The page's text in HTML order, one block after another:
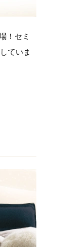
！セミ
ていま